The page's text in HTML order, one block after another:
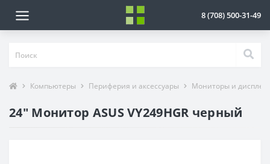
8 (708) 500-31-49
Компьютеры Периферия и аксессуары Мониторы и дисплеи
24" Монитор ASUS VY249HGR черный